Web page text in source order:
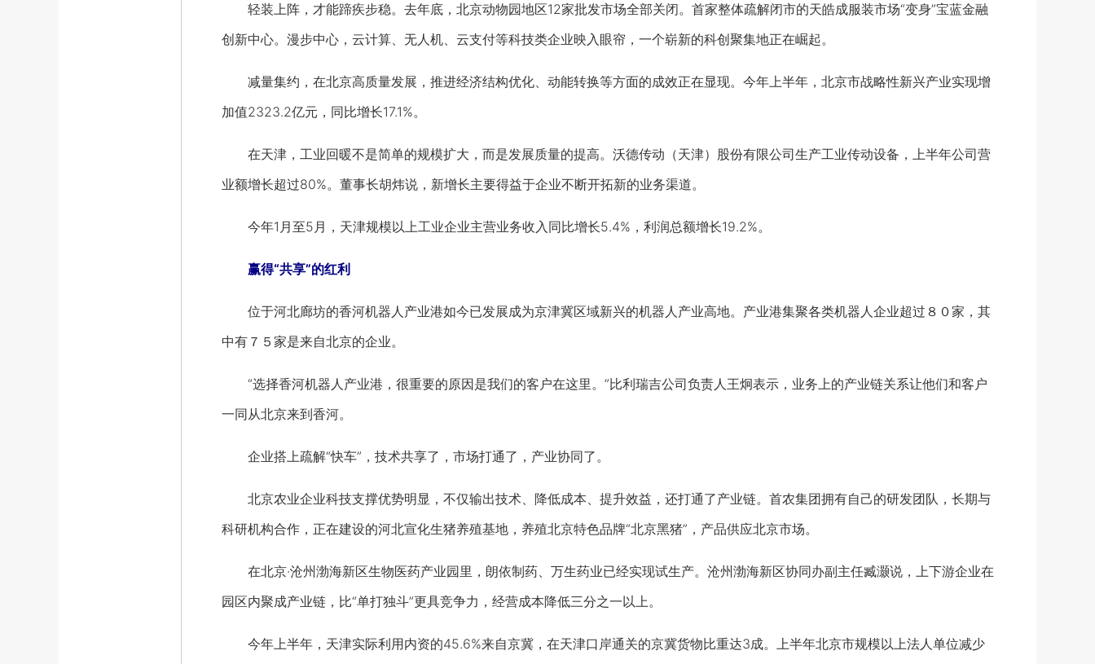
轻装上阵，才能蹄疾步稳。去年底，北京动物园地区12家批发市场全部关闭。首家整体疏解闭市的天皓成服装市场“变身”宝蓝金融
创新中心。漫步中心，云计算、无人机、云支付等科技类企业映入眼帘，一个崭新的科创聚集地正在崛起。
减量集约，在北京高质量发展，推进经济结构优化、动能转换等方面的成效正在显现。今年上半年，北京市战略性新兴产业实现增
加值2323.2亿元，同比增长17.1%。
在天津，工业回暖不是简单的规模扩大，而是发展质量的提高。沃德传动（天津）股份有限公司生产工业传动设备，上半年公司营
业额增长超过80%。董事长胡炜说，新增长主要得益于企业不断开拓新的业务渠道。
今年1月至5月，天津规模以上工业企业主营业务收入同比增长5.4%，利润总额增长19.2%。
赢得“共享”的红利
位于河北廊坊的香河机器人产业港如今已发展成为京津冀区域新兴的机器人产业高地。产业港集聚各类机器人企业超过８０家，其
中有７５家是来自北京的企业。
“选择香河机器人产业港，很重要的原因是我们的客户在这里。”比利瑞吉公司负责人王炯表示，业务上的产业链关系让他们和客户
一同从北京来到香河。
企业搭上疏解“快车”，技术共享了，市场打通了，产业协同了。
北京农业企业科技支撑优势明显，不仅输出技术、降低成本、提升效益，还打通了产业链。首农集团拥有自己的研发团队，长期与
科研机构合作，正在建设的河北宣化生猪养殖基地，养殖北京特色品牌“北京黑猪”，产品供应北京市场。
在北京·沧州渤海新区生物医药产业园里，朗依制药、万生药业已经实现试生产。沧州渤海新区协同办副主任臧灏说，上下游企业在
园区内聚成产业链，比“单打独斗”更具竞争力，经营成本降低三分之一以上。
今年上半年，天津实际利用内资的45.6%来自京冀，在天津口岸通关的京冀货物比重达3成。上半年北京市规模以上法人单位减少